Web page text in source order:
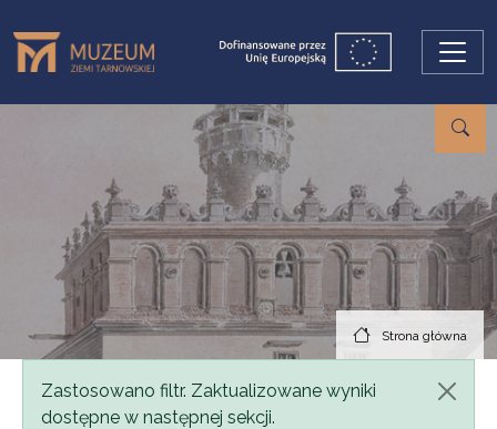
Strona główna
Komunikat
Zastosowano filtr. Zaktualizowane wyniki
dostępne w następnej sekcji.